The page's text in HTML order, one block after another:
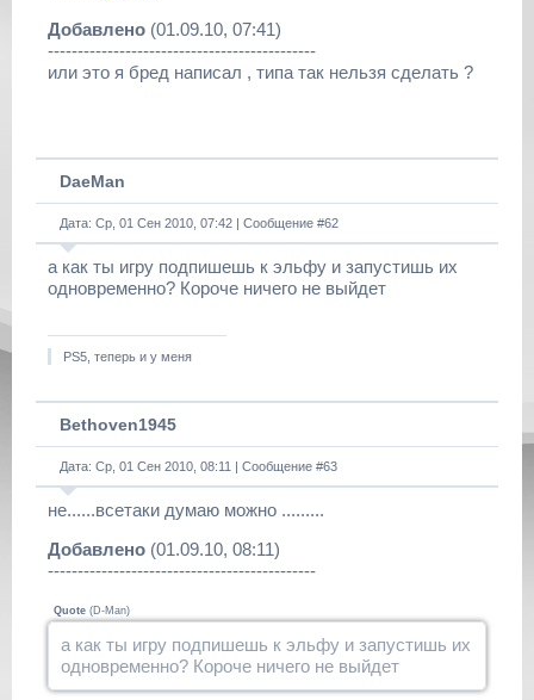
Добавлено (01.09.10, 07:41)
---------------------------------------------
или это я бред написал , типа так нельзя сделать ?
DaeMan
Дата: Ср, 01 Сен 2010, 07:42 | Сообщение #62
а как ты игру подпишешь к эльфу и запустишь их
одновременно? Короче ничего не выйдет
PS5, теперь и у меня
Bethoven1945
Дата: Ср, 01 Сен 2010, 08:11 | Сообщение #63
не......всетаки думаю можно .........
Добавлено (01.09.10, 08:11)
---------------------------------------------
Quote (D-Man)
а как ты игру подпишешь к эльфу и запустишь их
одновременно? Короче ничего не выйдет